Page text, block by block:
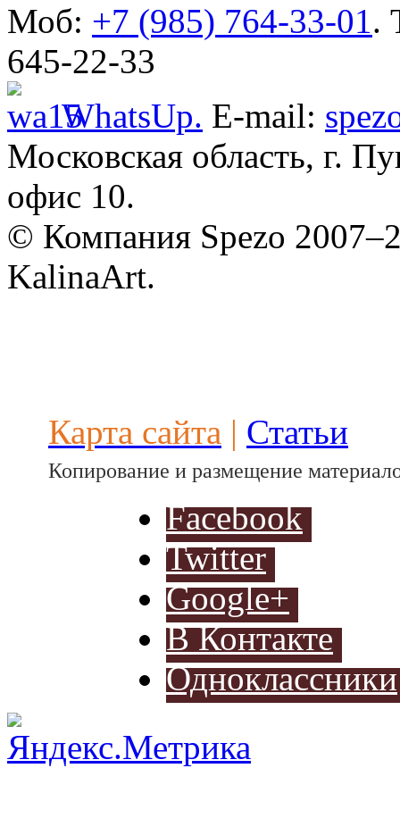
Моб: +7 (985) 764-33-01.
645-22-33
WhatsUp. E-mail:
Московская область, г.
офис 10.
© Компания Spezo
KalinaArt.
Карта сайта | Статьи
Копирование и размещение
Facebook
Twitter
Google+
В Контакте
Одноклассники